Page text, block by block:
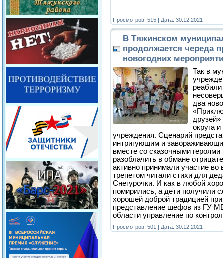
Просмотров: 515 | Дата: 30.12.2021
В Тяжинском
продолжается череда
новогодних
Так в
два
округа
учреждения. Сценарий
интригующим и
вместе со сказочными
разоблачить в обмане
активно принимали участие
трепетом читали стихи для
Снегурочки. И как в любой
помирились, а дети получили
хорошей доброй традицией
представление шефов из ГУ
области управление по
Просмотров: 501 | Дата: 30.12.2021